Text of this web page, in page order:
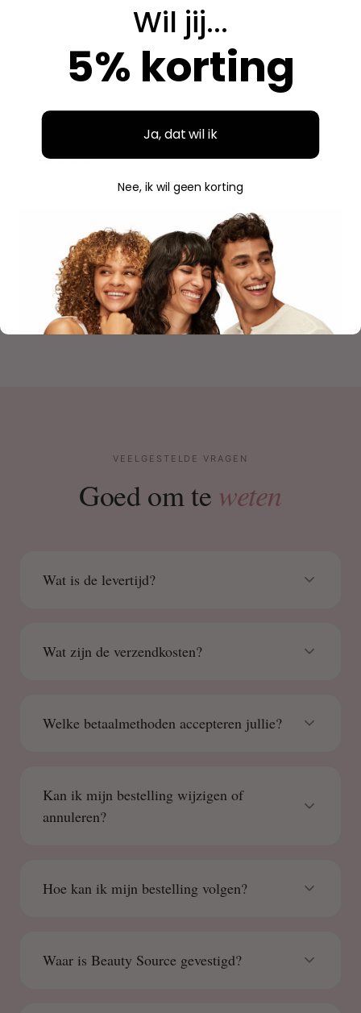
Aidan
Geverifieerde aankoop
"
"Fijne ervaring"
Duidelijke website, makkelijk bestellen en mooie
verpakking. Volgende keer weer.
S Savannah
Geverifieerde aankoop
VEELGESTELDE VRAGEN
Goed om te weten
Wat is de levertijd?
Wat zijn de verzendkosten?
Welke betaalmethoden accepteren jullie?
Kan ik mijn bestelling wijzigen of
annuleren?
Hoe kan ik mijn bestelling volgen?
Waar is Beauty Source gevestigd?
Wil jij...
5% korting
Ja, dat wil ik
Nee, ik wil geen korting